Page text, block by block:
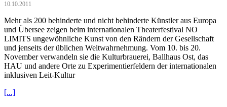
10.10.2011
Mehr als 200 behinderte und nicht behinderte Künstler aus Europa
und Übersee zeigen beim internationalen Theaterfestival NO
LIMITS ungewöhnliche Kunst von den Rändern der Gesellschaft
und jenseits der üblichen Weltwahrnehmung. Vom 10. bis 20.
November verwandeln sie die Kulturbrauerei, Ballhaus Ost, das
HAU und andere Orte zu Experimentierfeldern der internationalen
inklusiven Leit-Kultur
[...]